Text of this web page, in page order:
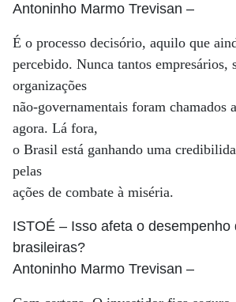
Antoninho Marmo Trevisan –
É o processo decisório, aquilo que
percebido. Nunca tantos empresários,
organizações
não-governamentais foram chamados
agora. Lá fora,
o Brasil está ganhando uma
pelas
ações de combate à miséria.
ISTOÉ – Isso afeta o desempenho
brasileiras?
Antoninho Marmo Trevisan –